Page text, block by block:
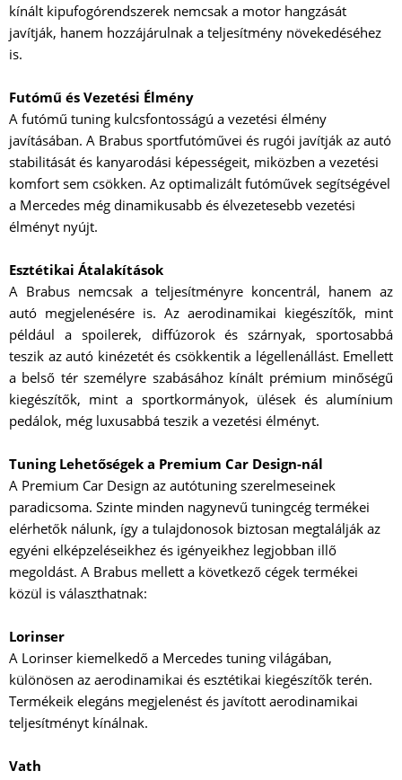
kínált kipufogórendszerek nemcsak a motor hangzását
javítják, hanem hozzájárulnak a teljesítmény növekedéséhez
is.
Futómű és Vezetési Élmény
A futómű tuning kulcsfontosságú a vezetési élmény
javításában. A Brabus sportfutóművei és rugói javítják az autó
stabilitását és kanyarodási képességeit, miközben a vezetési
komfort sem csökken. Az optimalizált futóművek segítségével
a Mercedes még dinamikusabb és élvezetesebb vezetési
élményt nyújt.
Esztétikai Átalakítások
A Brabus nemcsak a teljesítményre koncentrál, hanem az
autó megjelenésére is. Az aerodinamikai kiegészítők, mint
például a spoilerek, diffúzorok és szárnyak, sportosabbá
teszik az autó kinézetét és csökkentik a légellenállást. Emellett
a belső tér személyre szabásához kínált prémium minőségű
kiegészítők, mint a sportkormányok, ülések és alumínium
pedálok, még luxusabbá teszik a vezetési élményt.
Tuning Lehetőségek a Premium Car Design-nál
A Premium Car Design az autótuning szerelmeseinek
paradicsoma. Szinte minden nagynevű tuningcég termékei
elérhetők nálunk, így a tulajdonosok biztosan megtalálják az
egyéni elképzeléseikhez és igényeikhez legjobban illő
megoldást. A Brabus mellett a következő cégek termékei
közül is választhatnak:
Lorinser
A Lorinser kiemelkedő a Mercedes tuning világában,
különösen az aerodinamikai és esztétikai kiegészítők terén.
Termékeik elegáns megjelenést és javított aerodinamikai
teljesítményt kínálnak.
Vath